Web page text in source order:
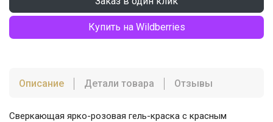
Купить на Wildberries
Описание Детали товара Отзывы
Сверкающая ярко-розовая гель-краска с красным